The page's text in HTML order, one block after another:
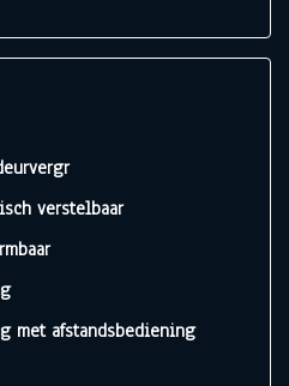
verstelbaar
met afstandsbediening